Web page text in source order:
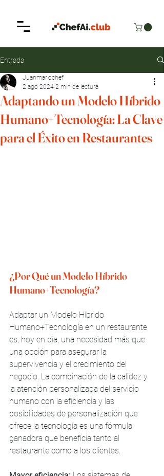
Entrada
Adaptando un Modelo Híbrido
Humano+Tecnología: La Clave
para el Éxito en Restaurantes
Juanmariochef
2 ago 2024 2 min de lectura
¿Por Qué un Modelo Híbrido
Humano+Tecnología?
Adaptar un Modelo Híbrido
Humano+Tecnología en un restaurante
es, hoy en día, una necesidad más que
una opción para asegurar la
supervivencia y el crecimiento del
negocio. La combinación de la calidez y
la atención personalizada del servicio
humano con la eficiencia y las
posibilidades de personalización que
ofrece la tecnología es una fórmula
ganadora que beneficia tanto al
restaurante como a los clientes.